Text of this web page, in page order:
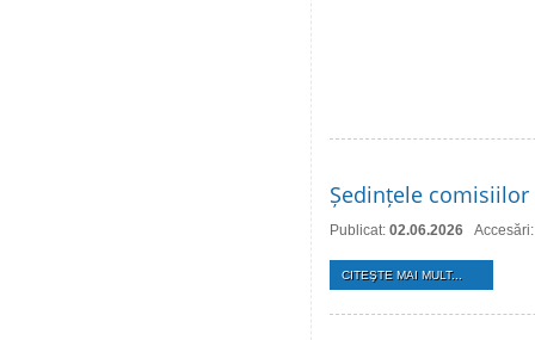
Ședințele
Publicat: 02.06.2026
CITEŞTE MAI MULT...